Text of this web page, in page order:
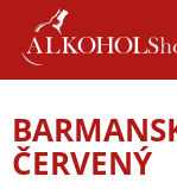
obsah
ČERVENÝ